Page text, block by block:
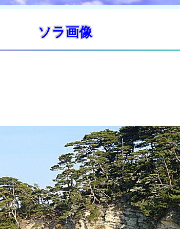
ソラ画像